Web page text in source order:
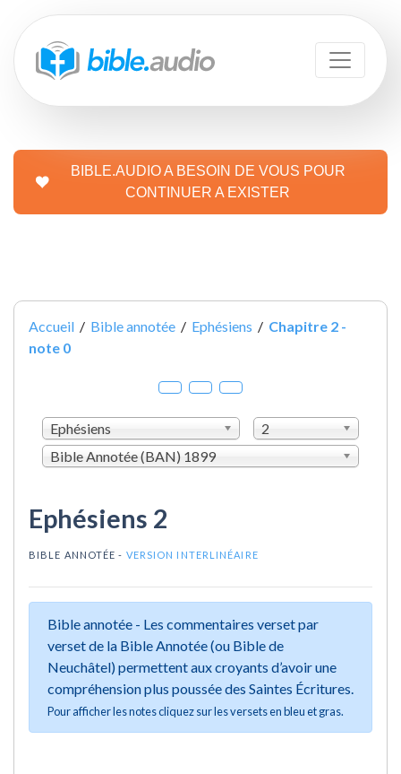
BIBLE.AUDIO A BESOIN DE VOUS POUR
CONTINUER A EXISTER
Accueil / Bible annotée / Ephésiens / Chapitre 2 -
note 0
Ephésiens
2
Bible Annotée (BAN) 1899
Ephésiens 2
BIBLE ANNOTÉE - VERSION INTERLINÉAIRE
Bible annotée - Les commentaires verset par
verset de la Bible Annotée (ou Bible de
Neuchâtel) permettent aux croyants d’avoir une
compréhension plus poussée des Saintes Écritures.
Pour afficher les notes cliquez sur les versets en bleu et gras.